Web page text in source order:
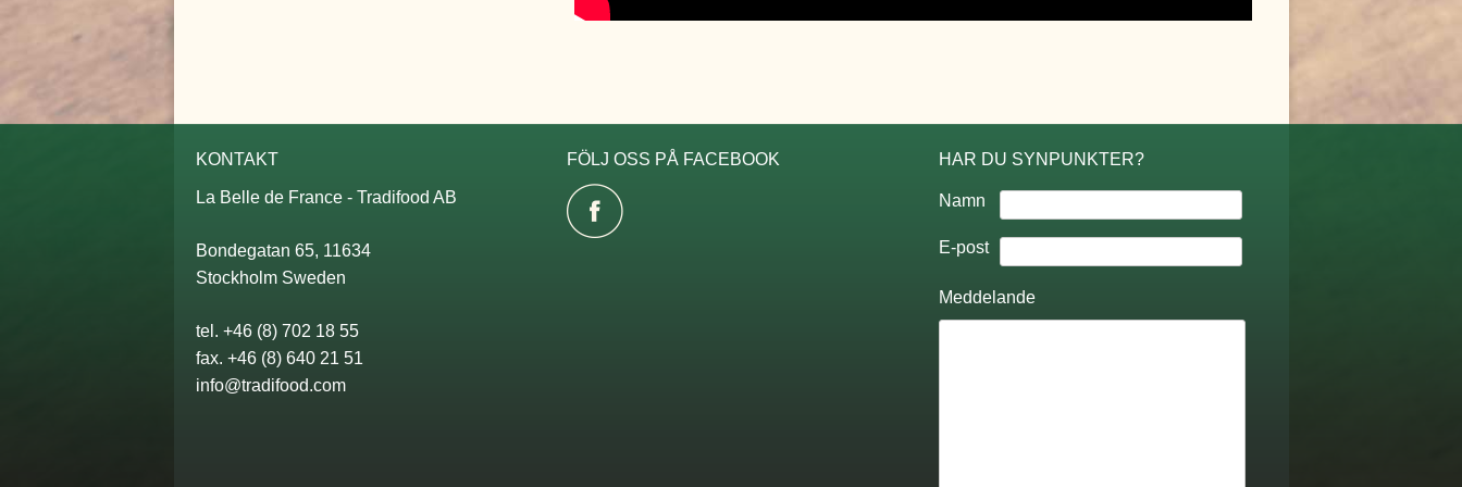
KONTAKT
La Belle de France - Tradifood AB
Bondegatan 65, 11634
Stockholm Sweden
tel. +46 (8) 702 18 55
fax. +46 (8) 640 21 51
info@tradifood.com
FÖLJ OSS PÅ FACEBOOK HAR DU SYNPUNKTER?
Namn
E-post
Meddelande